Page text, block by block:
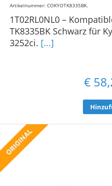
Artikelnummer: COKYOTK8335BK.
1T02RL0NL0 –
TK8335BK Schwarz für
3252ci. [...]
€